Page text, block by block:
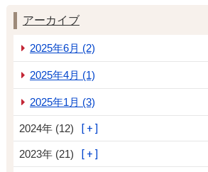
アーカイブ
2025年6月 (2)
2025年4月 (1)
2025年1月 (3)
2024年 (12)
2023年 (21)